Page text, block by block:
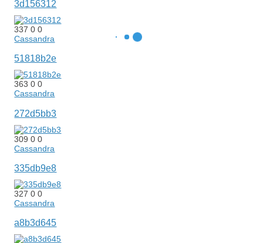
3d156312
33700
Cassandra
51818b2e
36300
Cassandra
272d5bb3
30900
Cassandra
335db9e8
32700
Cassandra
a8b3d645